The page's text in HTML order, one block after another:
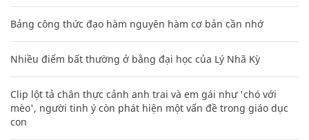
Bảng công thức đạo hàm nguyên hàm cơ bản cần nhớ
Nhiều điểm bất thường ở bằng đại học của Lý Nhã Kỳ
Clip lột tả chân thực cảnh anh trai và em gái như 'chó với
mèo', người tinh ý còn phát hiện một vấn đề trong giáo dục
con